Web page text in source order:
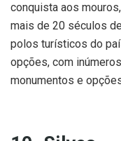
conquista aos
mais de 20 séculos
polos turísticos do
opções, com
monumentos e